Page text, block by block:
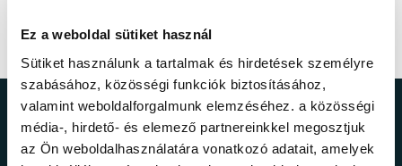
Ez a weboldal sütiket használ
Sütiket használunk a tartalmak és hirdetések személyre
szabásához, közösségi funkciók biztosításához,
valamint weboldalforgalmunk elemzéséhez. a közösségi
média-, hirdető- és elemező partnereinkkel megosztjuk
az Ön weboldalhasználatára vonatkozó adatait, amelyek
Ne maradj le a